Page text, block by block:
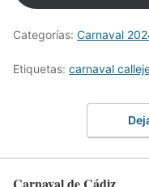
Categorías: Carnaval
Etiquetas: carnaval
Carnaval de Cádiz